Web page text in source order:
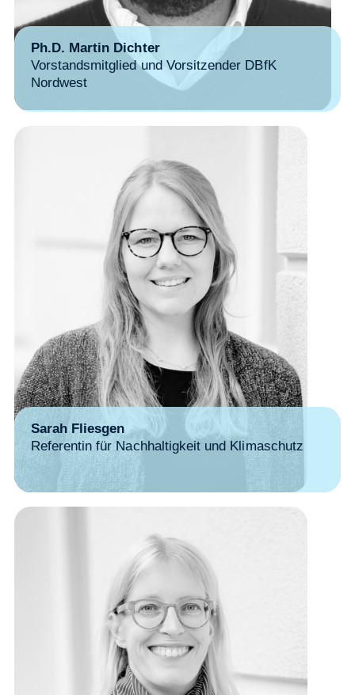
Ph.D. Martin Dichter
Vorstandsmitglied und Vorsitzender DBfK
Nordwest
Sarah Fliesgen
Referentin für Nachhaltigkeit und Klimaschutz